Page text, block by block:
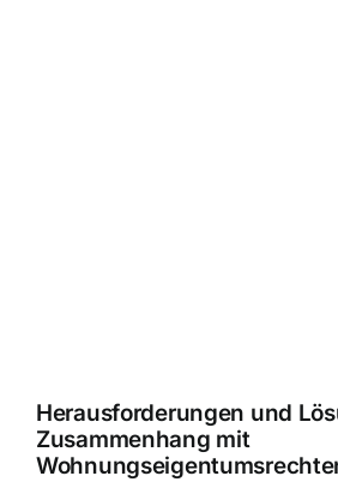
Herausforderungen und
Zusammenhang mit